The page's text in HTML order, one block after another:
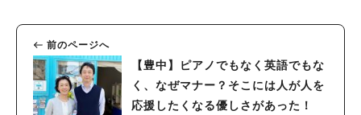
前のページへ
【豊中】ピアノでもなく英語でもな
く、なぜマナー？そこには人が人を
応援したくなる優しさがあった！